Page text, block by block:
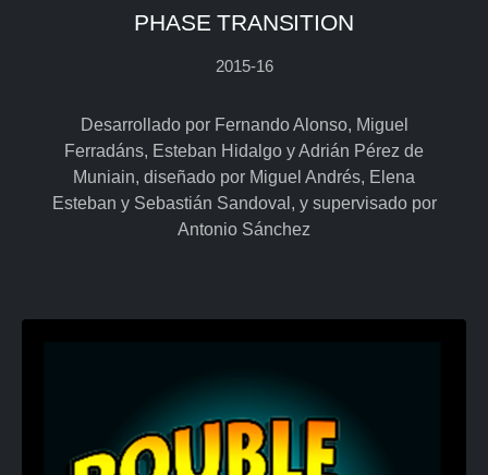
PHASE TRANSITION
2015-16
Desarrollado por Fernando Alonso, Miguel
Ferradáns, Esteban Hidalgo y Adrián Pérez de
Muniain, diseñado por Miguel Andrés, Elena
Esteban y Sebastián Sandoval, y supervisado por
Antonio Sánchez